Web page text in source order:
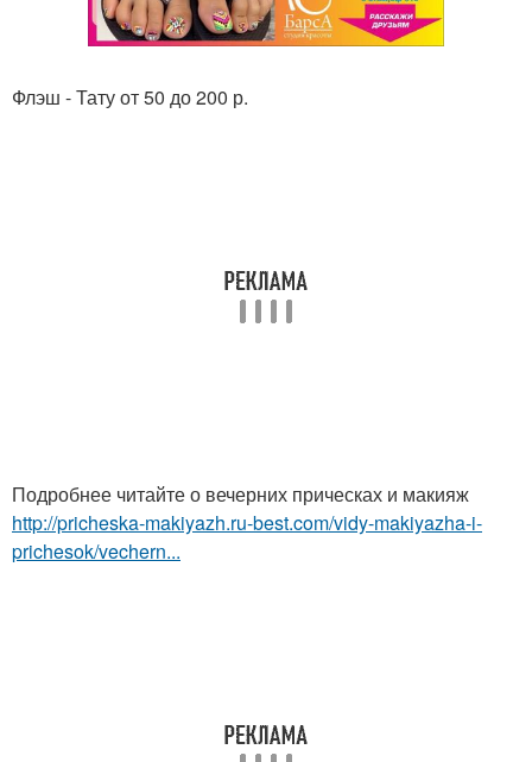
Флэш - Тату от 50 до 200 р.
Подробнее читайте о вечерних прическах и макияж
http://pricheska-makiyazh.ru-best.com/vidy-makiyazha-i-
prichesok/vechern...